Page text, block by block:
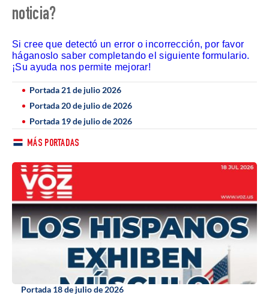
noticia?
Si cree que detectó un error o incorrección, por favor
háganoslo saber completando el siguiente formulario.
¡Su ayuda nos permite mejorar!
Portada 21 de julio 2026
Portada 20 de julio de 2026
Portada 19 de julio de 2026
MÁS PORTADAS
Portada 18 de julio de 2026